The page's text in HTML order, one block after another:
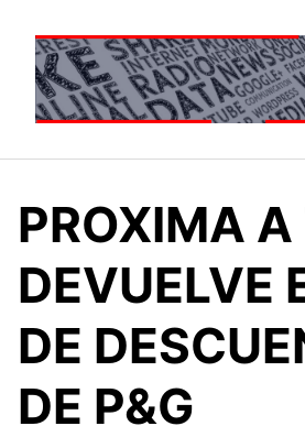
contenido
PROXIMA A
DEVUELVE
DE
DE P&G